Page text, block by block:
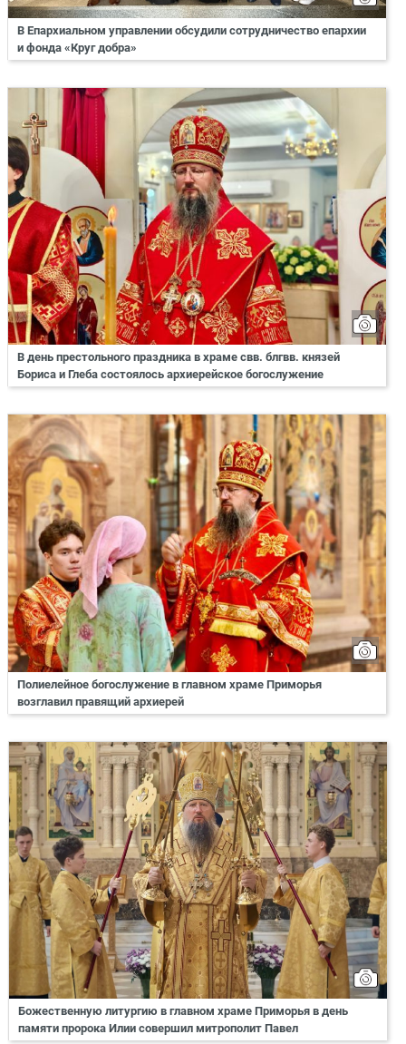
В Епархиальном управлении обсудили сотрудничество епархии
и фонда «Круг добра»
В день престольного праздника в храме свв. блгвв. князей
Бориса и Глеба состоялось архиерейское богослужение
Полиелейное богослужение в главном храме Приморья
возглавил правящий архиерей
Божественную литургию в главном храме Приморья в день
памяти пророка Илии совершил митрополит Павел